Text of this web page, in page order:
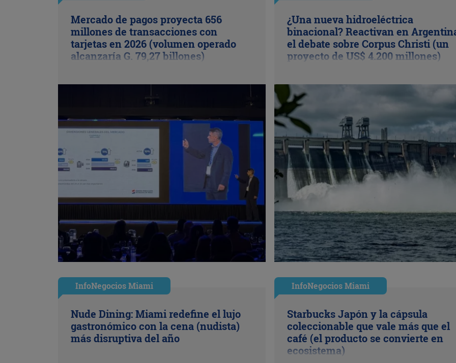
Mercado de pagos proyecta 656
millones de transacciones con
tarjetas en 2026 (volumen operado
alcanzaría G. 79,27 billones)
¿Una nueva hidroeléctrica
binacional? Reactivan en
el debate sobre Corpus Christi (un
proyecto de US$ 4.200 millones)
InfoNegocios Miami
Nude Dining: Miami redefine el lujo
gastronómico con la cena (nudista)
más disruptiva del año
InfoNegocios Miami
Starbucks Japón y la cápsula
coleccionable que vale más que el
café (el producto se convierte en
ecosistema)